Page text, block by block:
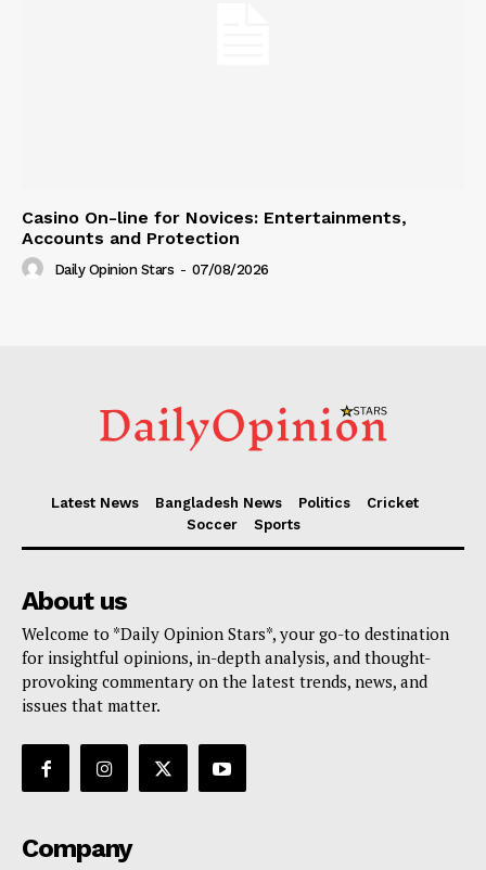
Casino On-line for Novices: Entertainments,
Accounts and Protection
Daily Opinion Stars - 07/08/2026
Latest News Bangladesh News Politics
Cricket
Soccer
Sports
About us
Welcome to *Daily Opinion Stars*, your go-to destination
for insightful opinions, in-depth analysis, and thought-
provoking commentary on the latest trends, news, and
issues that matter.
Company